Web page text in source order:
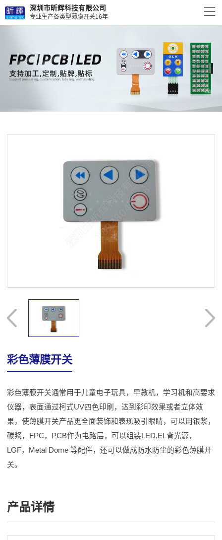
深圳市昕辉科技有限公司
专业生产各类型薄膜开关16年
彩色薄膜开关
彩色薄膜开关通常用于儿童电子玩具，早教机，学习机和高要求
仪器，表面通过柯式UV四色印刷，达到彩印效果或者立体效
果，使薄膜开关产品更全面装饰和表现吸引眼睛，可以用银浆，
碳浆，FPC，PCB作为电路层，可以组装LED,EL背光源，
LGF，Metal Dome 等配件，还可以做成防水防尘的彩色薄膜开
关。
产品详情